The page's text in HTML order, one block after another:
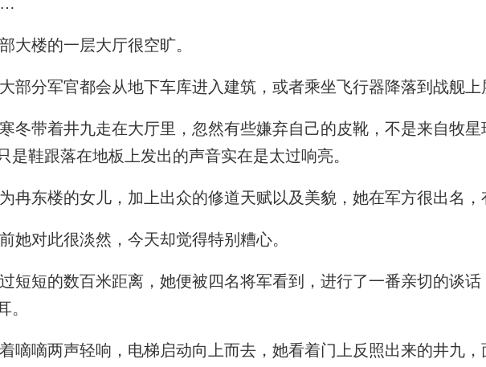
大楼的一层大厅很空旷。
部分军官都会从地下车库进入建筑，或者乘坐飞行器降落到战舰上
冬带着井九走在大厅里，忽然有些嫌弃自己的皮靴，不是来自牧星
是鞋跟落在地板上发出的声音实在是太过响亮。
冉东楼的女儿，加上出众的修道天赋以及美貌，她在军方很出名，
她对此很淡然，今天却觉得特别糟心。
短短的数百米距离，她便被四名将军看到，进行了一番亲切的谈话
。
嘀嘀两声轻响，电梯启动向上而去，她看着门上反照出来的井九，